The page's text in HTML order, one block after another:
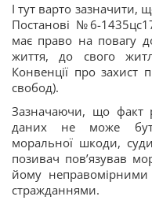
І тут варто зазначити,
Постанові №6-
має право на повагу
життя, до свого
Конвенції про
свобод).
Зазначаючи, що факт
даних не може
моральної шкоди,
позивач пов’язував
йому
стражданнями.